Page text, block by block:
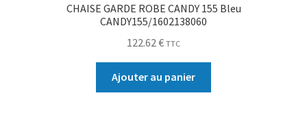
CHAISE GARDE ROBE CANDY 155 Bleu
CANDY155/1602138060
122.62 € TTC
Ajouter au panier